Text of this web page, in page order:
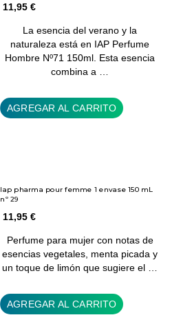
11,95 €
La esencia del verano y la
naturaleza está en IAP Perfume
Hombre Nº71 150ml. Esta esencia
combina a …
AGREGAR AL CARRITO
Iap pharma pour femme 1 envase 150 mL
nº 29
11,95 €
Perfume para mujer con notas de
esencias vegetales, menta picada y
un toque de limón que sugiere el …
AGREGAR AL CARRITO